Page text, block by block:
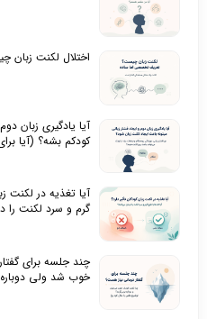
اختلال لکنت
آیا یادگیری زبان
کودکم بشه؟ (آیا
آیا تغذیه در لکنت
گرم و سرد لکنت را
چند جلسه برای
خوب شد ولی